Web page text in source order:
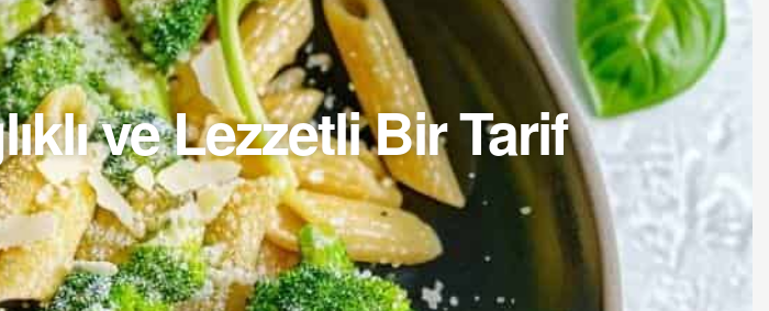
ve Lezzetli Bir Tarif